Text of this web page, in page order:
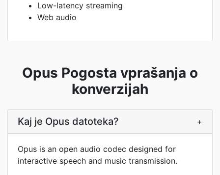
Low-latency streaming
Web audio
Opus Pogosta vprašanja o
konverzijah
Kaj je Opus datoteka? +
Opus is an open audio codec designed for
interactive speech and music transmission.